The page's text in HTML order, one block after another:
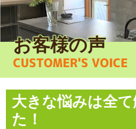
お客様の声
CUSTOMER'S VOICE
大きな悩みは全
た！